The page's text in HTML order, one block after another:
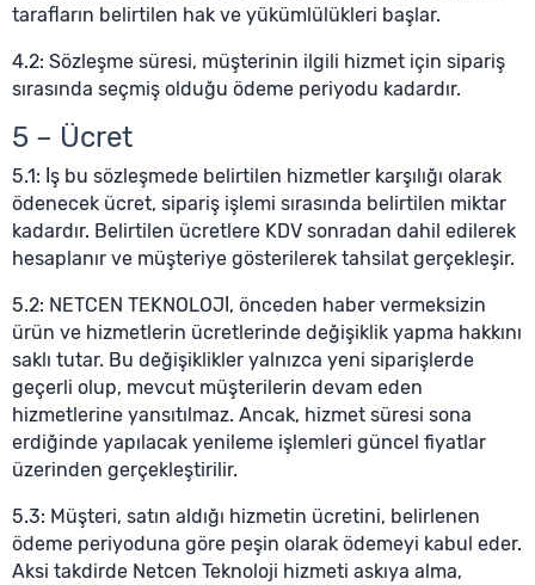
tarafların belirtilen hak ve yükümlülükleri başlar.
4.2: Sözleşme süresi, müşterinin ilgili hizmet için sipariş
sırasında seçmiş olduğu ödeme periyodu kadardır.
5 – Ücret
5.1: İş bu sözleşmede belirtilen hizmetler karşılığı olarak
ödenecek ücret, sipariş işlemi sırasında belirtilen miktar
kadardır. Belirtilen ücretlere KDV sonradan dahil edilerek
hesaplanır ve müşteriye gösterilerek tahsilat gerçekleşir.
5.2: NETCEN TEKNOLOJİ, önceden haber vermeksizin
ürün ve hizmetlerin ücretlerinde değişiklik yapma hakkını
saklı tutar. Bu değişiklikler yalnızca yeni siparişlerde
geçerli olup, mevcut müşterilerin devam eden
hizmetlerine yansıtılmaz. Ancak, hizmet süresi sona
erdiğinde yapılacak yenileme işlemleri güncel fiyatlar
üzerinden gerçekleştirilir.
5.3: Müşteri, satın aldığı hizmetin ücretini, belirlenen
ödeme periyoduna göre peşin olarak ödemeyi kabul eder.
Aksi takdirde Netcen Teknoloji hizmeti askıya alma,